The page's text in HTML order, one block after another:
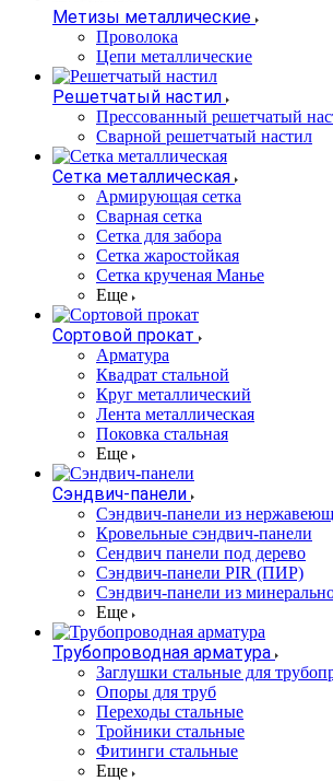
Метизы металлические
Проволока
Цепи металлические
Решетчатый настил
Прессованный решетчатый
Сварной решетчатый настил
Сетка металлическая
Армирующая сетка
Сварная сетка
Сетка для забора
Сетка жаростойкая
Сетка крученая Манье
Еще
Сортовой прокат
Арматура
Квадрат стальной
Круг металлический
Лента металлическая
Поковка стальная
Еще
Сэндвич-панели
Cэндвич-панели из
Кровельные сэндвич-панели
Сендвич панели под дерево
Сэндвич-панели PIR (ПИР)
Сэндвич-панели из
Еще
Трубопроводная арматура
Заглушки стальные для
Опоры для труб
Переходы стальные
Тройники стальные
Фитинги стальные
Еще